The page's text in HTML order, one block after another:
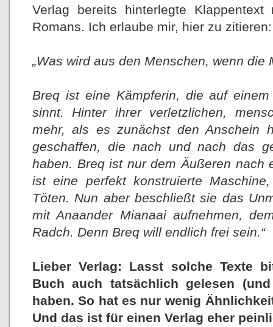
Verlag bereits hinterlegte
Romans. Ich erlaube mir, hier zu zitieren:
„Was wird aus den Menschen, wenn
Breq ist eine Kämpferin, die auf
sinnt. Hinter ihrer verletzlichen,
mehr, als es zunächst den Anschein
geschaffen, die nach und nach das
haben. Breq ist nur dem Äußeren nach
ist eine perfekt konstruierte
Töten. Nun aber beschließt sie das
mit Anaander Mianaai aufnehmen,
Radch. Denn Breq will endlich frei sein.“
Lieber Verlag: Lasst solche Texte
Buch auch tatsächlich gelesen
haben. So hat es nur wenig
Und das ist für einen Verlag eher